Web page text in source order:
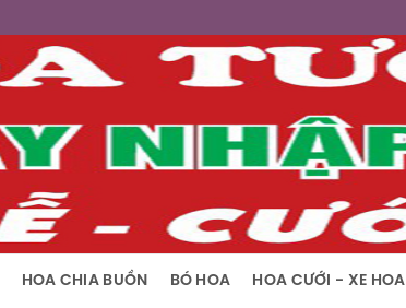
HOA CHIA BUỒN BÓ HOA HOA CƯỚI - XE HOA